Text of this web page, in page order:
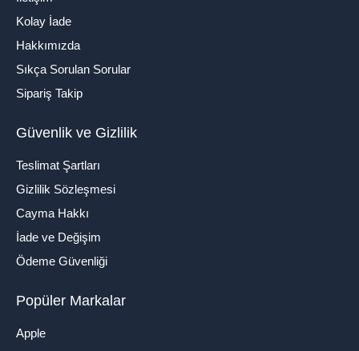
Kolay İade
Hakkımızda
Sıkça Sorulan Sorular
Sipariş Takip
Güvenlik ve Gizlilik
Teslimat Şartları
Gizlilik Sözleşmesi
Cayma Hakkı
İade ve Değişim
Ödeme Güvenliği
Popüler Markalar
Apple